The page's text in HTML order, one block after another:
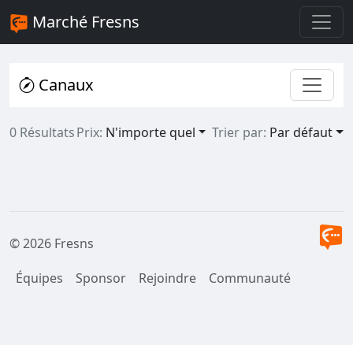
Marché Fresns
Canaux
0 RésultatsPrix: N'importe quel Trier par: Par défaut
© 2026 Fresns
Équipes
Sponsor Rejoindre Communauté